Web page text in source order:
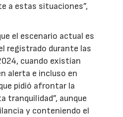
a estas situaciones”,
el escenario actual es
registrado durante las
cuando existían
alerta e incluso en
pidió afrontar la
tranquilidad”, aunque
y conteniendo el